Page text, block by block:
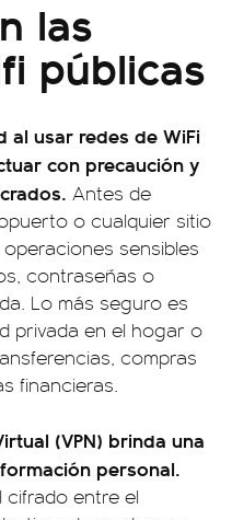
las
públicas
al usar redes de WiFi
con precaución y
Antes de
o cualquier sitio
sensibles
contraseñas o
Lo más seguro es
privada en el hogar o
compras
financieras.
(VPN) brinda una
personal.
cifrado entre el